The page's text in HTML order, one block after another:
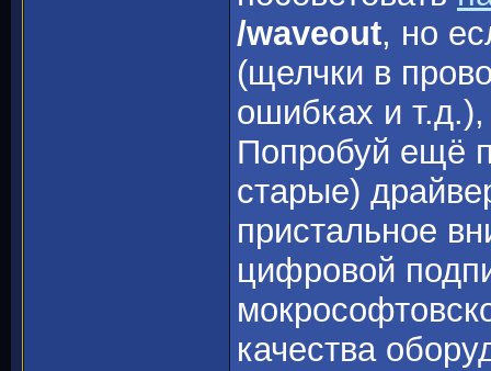
/waveout, но
(щелчки в
ошибках и
Попробуй ещё
старые)
пристальное
цифровой
качества